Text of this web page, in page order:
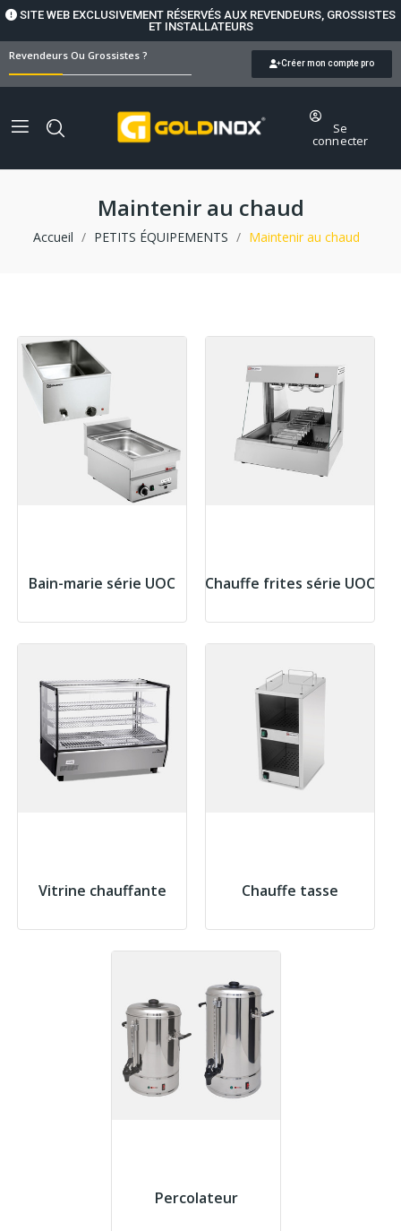
SITE WEB EXCLUSIVEMENT RÉSERVÉS AUX REVENDEURS, GROSSISTES
ET INSTALLATEURS
Revendeurs Ou Grossistes ?
Créer mon compte pro
Se
connecter
Maintenir au chaud
Accueil PETITS ÉQUIPEMENTS Maintenir au chaud
Bain-marie série UOC Chauffe frites série UOC
Vitrine chauffante Chauffe tasse
Percolateur